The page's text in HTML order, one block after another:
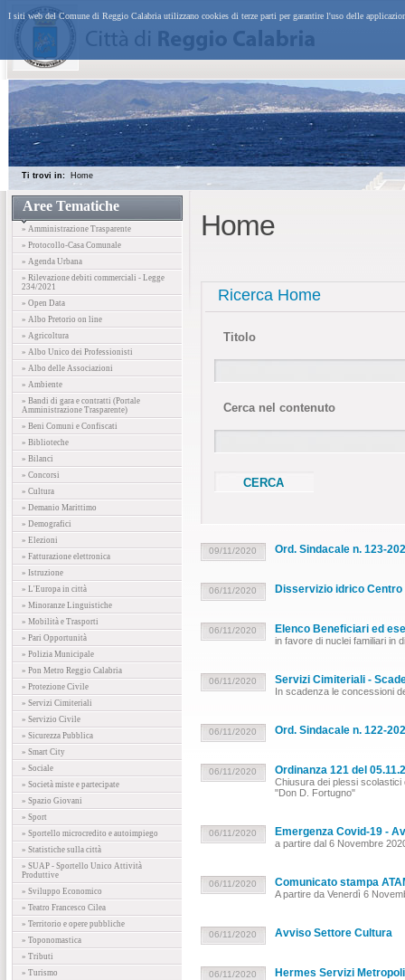
I siti web del Comune di Reggio Calabria utilizzano cookies di terze parti per garantire l'uso delle
Ti trovi in: Home
Aree Tematiche
» Amministrazione Trasparente
» Protocollo-Casa Comunale
» Agenda Urbana
» Rilevazione debiti commerciali - Legge
234/2021
» Open Data
» Albo Pretorio on line
» Agricoltura
» Albo Unico dei Professionisti
» Albo delle Associazioni
» Ambiente
» Bandi di gara e contratti (Portale
Amministrazione Trasparente)
» Beni Comuni e Confiscati
» Biblioteche
» Bilanci
» Concorsi
» Cultura
» Demanio Marittimo
» Demografici
» Elezioni
» Fatturazione elettronica
» Istruzione
» L'Europa in città
» Minoranze Linguistiche
» Mobilità e Trasporti
» Pari Opportunità
» Polizia Municipale
» Pon Metro Reggio Calabria
» Protezione Civile
» Servizi Cimiteriali
» Servizio Civile
» Sicurezza Pubblica
» Smart City
» Sociale
» Società miste e partecipate
» Spazio Giovani
» Sport
» Sportello microcredito e autoimpiego
» Statistiche sulla città
» SUAP - Sportello Unico Attività
Produttive
» Sviluppo Economico
» Teatro Francesco Cilea
» Territorio e opere pubbliche
» Toponomastica
» Tributi
» Turismo
Home
Ricerca Home
Titolo
Cerca nel contenuto
09/11/2020 Ord. Sindacale n. 123-
06/11/2020 Disservizio idrico
06/11/2020 Elenco Beneficiari ed
in favore di nuclei familiari in
06/11/2020 Servizi Cimiteriali -
In scadenza le concessioni
06/11/2020 Ord. Sindacale n. 122-
06/11/2020 Ordinanza 121 del
Chiusura dei plessi scolastici
"Don D. Fortugno"
06/11/2020 Emergenza Covid-19 -
a partire dal 6 Novembre
06/11/2020 Comunicato stampa
A partire da Venerdì 6
06/11/2020 Avviso Settore Cultura
06/11/2020 Hermes Servizi